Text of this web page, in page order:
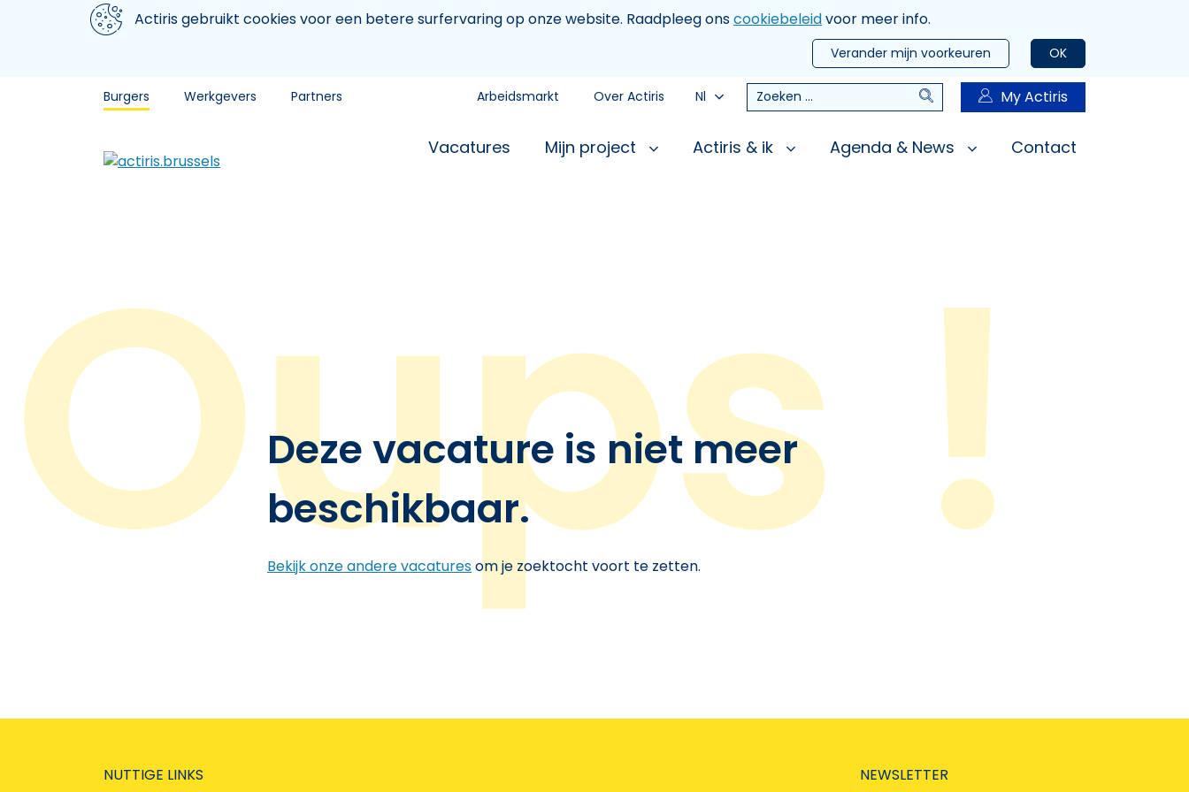
Aller au contenu principal
We gebruiken cookiesActiris gebruikt cookies voor een betere surfervaring op onze website. Raadpleeg onscookiebeleidvoor meer info.
OK
Verander mijn voorkeuren
Burgers Werkgevers Partners Arbeidsmarkt Over Actiris Nl Zoeken Zoeken My Actiris
Vacatures Mijn project Actiris & ik Agenda & News Contact
Deze vacature is niet meer
beschikbaar.
Bekijk onze andere vacaturesom je zoektocht voort te zetten.
NUTTIGE LINKS NEWSLETTER